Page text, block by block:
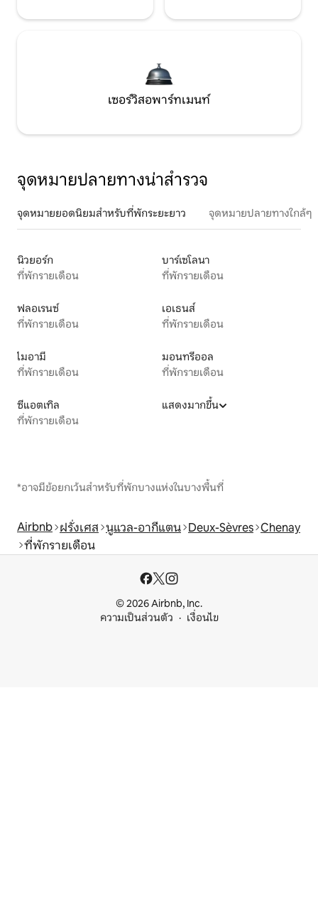
เซอร์วิสอพาร์ทเมนท์
จุดหมายปลายทางน่าสำรวจ
จุดหมายยอดนิยมสำหรับที่พักระยะยาว จุดหมายปลายทางใกล้ๆ
นิวยอร์ก
ที่พักรายเดือน
บาร์เซโลนา
ที่พักรายเดือน
ฟลอเรนซ์
ที่พักรายเดือน
เอเธนส์
ที่พักรายเดือน
ไมอามี
ที่พักรายเดือน
มอนทรีออล
ที่พักรายเดือน
ซีแอตเทิล
ที่พักรายเดือน
แสดงมากขึ้น
*อาจมีข้อยกเว้นสำหรับที่พักบางแห่งในบางพื้นที่
Airbnb ฝรั่งเศส นูแวล-อากีแตน Deux-Sèvres Chenay
ที่พักรายเดือน
© 2026 Airbnb, Inc.
ความเป็นส่วนตัว
เงื่อนไข